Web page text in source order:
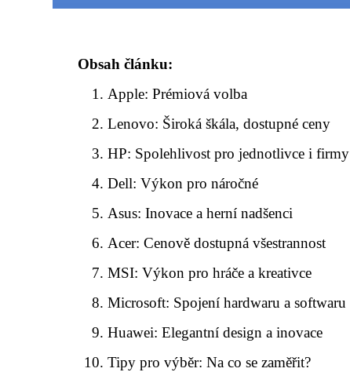
Obsah článku:
Apple: Prémiová volba
Lenovo: Široká škála, dostupné ceny
HP: Spolehlivost pro jednotlivce i firmy
Dell: Výkon pro náročné
Asus: Inovace a herní nadšenci
Acer: Cenově dostupná všestrannost
MSI: Výkon pro hráče a kreativce
Microsoft: Spojení hardwaru a softwaru
Huawei: Elegantní design a inovace
Tipy pro výběr: Na co se zaměřit?